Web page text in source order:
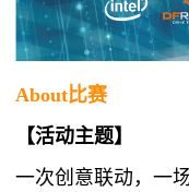
About比赛
【活动主题】
一次创意联动，一